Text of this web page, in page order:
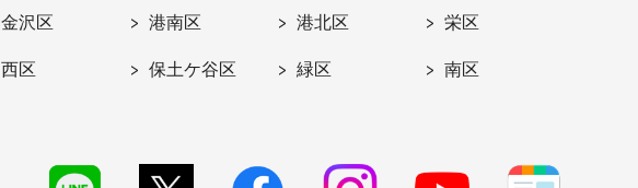
金沢区 港南区 港北区 栄区
西区 保土ケ谷区 緑区 南区